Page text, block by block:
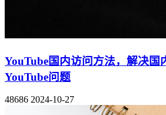
YouTube国内访问方法，解决国
YouTube问题
48686 2024-10-27